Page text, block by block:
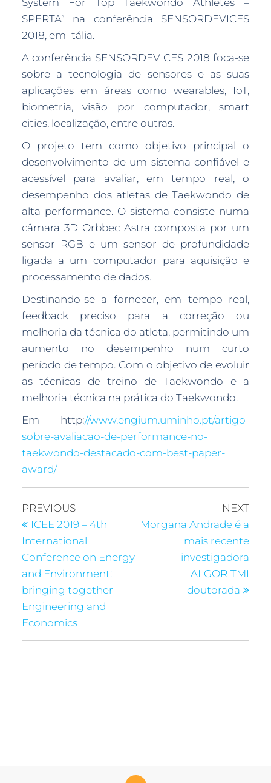
System For Top Taekwondo Athletes –
SPERTA” na conferência SENSORDEVICES
2018, em Itália.
A conferência SENSORDEVICES 2018 foca-se
sobre a tecnologia de sensores e as suas
aplicações em áreas como wearables, IoT,
biometria, visão por computador, smart
cities, localização, entre outras.
O projeto tem como objetivo principal o
desenvolvimento de um sistema confiável e
acessível para avaliar, em tempo real, o
desempenho dos atletas de Taekwondo de
alta performance. O sistema consiste numa
câmara 3D Orbbec Astra composta por um
sensor RGB e um sensor de profundidade
ligada a um computador para aquisição e
processamento de dados.
Destinando-se a fornecer, em tempo real,
feedback preciso para a correção ou
melhoria da técnica do atleta, permitindo um
aumento no desempenho num curto
período de tempo. Com o objetivo de evoluir
as técnicas de treino de Taekwondo e a
melhoria técnica na prática do Taekwondo.
Em http://www.engium.uminho.pt/artigo-
sobre-avaliacao-de-performance-no-
taekwondo-destacado-com-best-paper-
award/
PREVIOUS
ICEE 2019 – 4th
International
Conference on Energy
and Environment:
bringing together
Engineering and
Economics
NEXT
Morgana Andrade é a
mais recente
investigadora
ALGORITMI
doutorada